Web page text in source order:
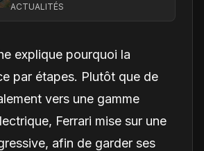
ACTUALITÉS
explique pourquoi la
par étapes. Plutôt que de
vers une gamme
Ferrari mise sur une
afin de garder ses